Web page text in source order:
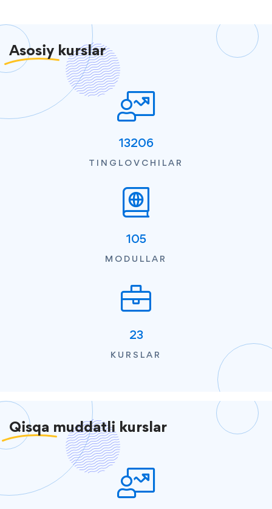
Asosiy kurslar
13206
TINGLOVCHILAR
105
MODULLAR
23
KURSLAR
Qisqa muddatli kurslar